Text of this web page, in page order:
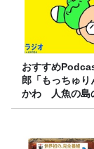
おすすめ
郎「もっちゅ
かわ 人魚の島